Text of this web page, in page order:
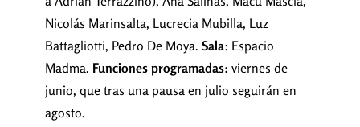
Nicolás Marinsalta, Lucrecia Mubilla, Luz
Battagliotti, Pedro De Moya. Sala: Espacio
Madma. Funciones programadas: viernes de
junio, que tras una pausa en julio seguirán en
agosto.